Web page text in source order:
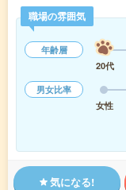
職場の雰囲気
年齢層
20代
男女比率
女性
気になる!